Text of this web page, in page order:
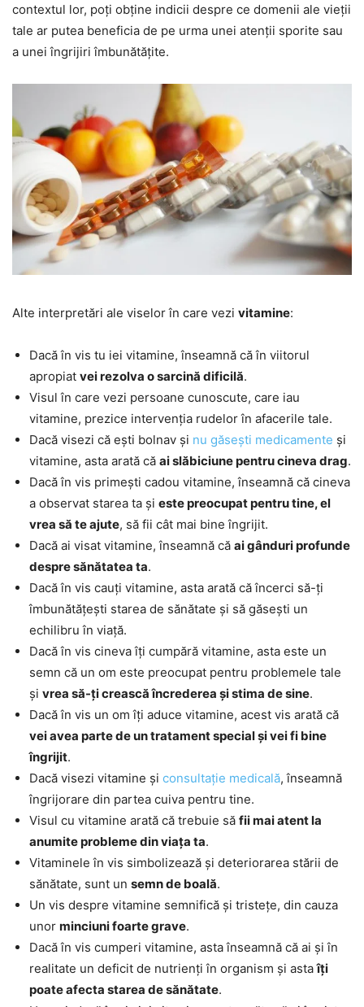
contextul lor, poți obține indicii despre ce domenii ale vieții
tale ar putea beneficia de pe urma unei atenții sporite sau
a unei îngrijiri îmbunătățite.
Alte interpretări ale viselor în care vezi vitamine:
Dacă în vis tu iei vitamine, înseamnă că în viitorul
apropiat vei rezolva o sarcină dificilă.
Visul în care vezi persoane cunoscute, care iau
vitamine, prezice intervenția rudelor în afacerile tale.
Dacă visezi că ești bolnav și nu găsești medicamente și
vitamine, asta arată că ai slăbiciune pentru cineva drag.
Dacă în vis primești cadou vitamine, înseamnă că cineva
a observat starea ta și este preocupat pentru tine, el
vrea să te ajute, să fii cât mai bine îngrijit.
Dacă ai visat vitamine, înseamnă că ai gânduri profunde
despre sănătatea ta.
Dacă în vis cauți vitamine, asta arată că încerci să-ți
îmbunătățești starea de sănătate și să găsești un
echilibru în viață.
Dacă în vis cineva îți cumpără vitamine, asta este un
semn că un om este preocupat pentru problemele tale
și vrea să-ți crească încrederea și stima de sine.
Dacă în vis un om îți aduce vitamine, acest vis arată că
vei avea parte de un tratament special și vei fi bine
îngrijit.
Dacă visezi vitamine și consultație medicală, înseamnă
îngrijorare din partea cuiva pentru tine.
Visul cu vitamine arată că trebuie să fii mai atent la
anumite probleme din viața ta.
Vitaminele în vis simbolizează și deteriorarea stării de
sănătate, sunt un semn de boală.
Un vis despre vitamine semnifică și tristețe, din cauza
unor minciuni foarte grave.
Dacă în vis cumperi vitamine, asta înseamnă că ai și în
realitate un deficit de nutrienți în organism și astaîți
poate afecta starea de sănătate.